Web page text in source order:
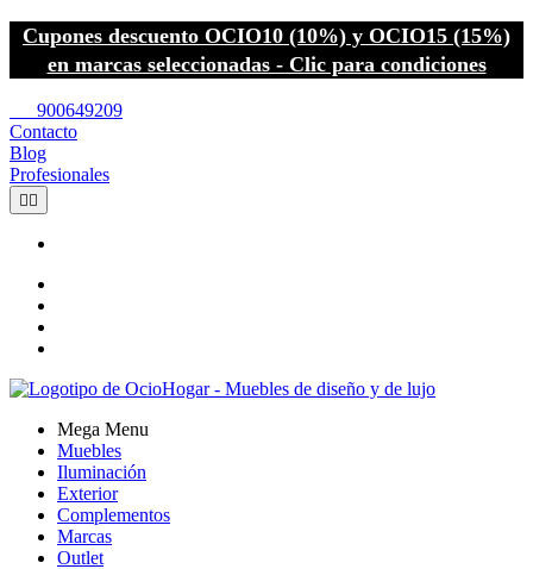
Cupones descuento OCIO10 (10%) y OCIO15 (15%)
en marcas seleccionadas - Clic para condiciones
900649209
Contacto
Blog
Profesionales
 
Mega Menu
Muebles
Iluminación
Exterior
Complementos
Marcas
Outlet